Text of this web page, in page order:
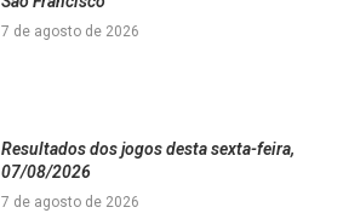
7 de agosto de 2026
Resultados dos jogos desta sexta-feira,
07/08/2026
7 de agosto de 2026